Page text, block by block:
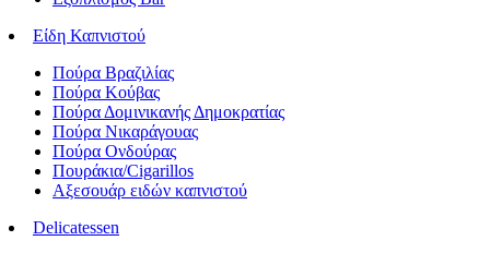
Είδη Καπνιστού
Πούρα Βραζιλίας
Πούρα Κούβας
Πούρα Δομινικανής Δημοκρατίας
Πούρα Νικαράγουας
Πούρα Ονδούρας
Πουράκια/Cigarillos
Αξεσουάρ ειδών καπνιστού
Delicatessen